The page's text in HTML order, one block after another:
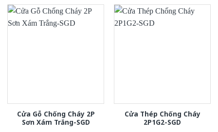
Cửa Gỗ Chống Cháy 2P
Sơn Xám Trắng-SGD
Cửa Thép Chống Cháy
2P1G2-SGD